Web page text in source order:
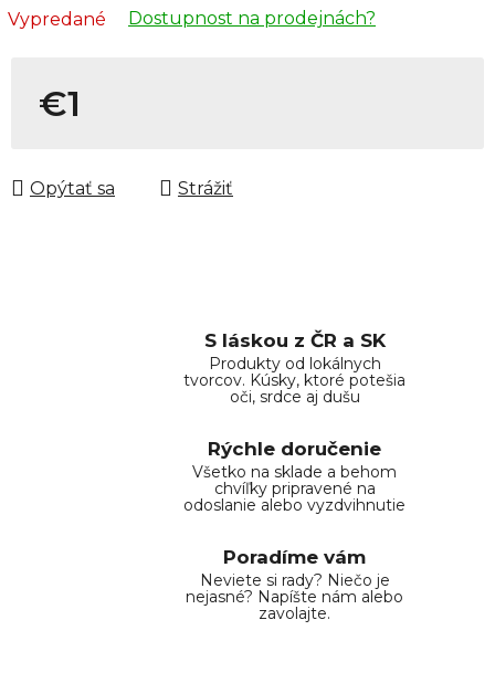
Vypredané
Dostupnost na prodejnách?
€1
Opýtať sa Strážiť
S láskou z ČR a SK
Produkty od lokálnych
tvorcov. Kúsky, ktoré potešia
oči, srdce aj dušu
Rýchle doručenie
Všetko na sklade a behom
chvíľky pripravené na
odoslanie alebo vyzdvihnutie
Poradíme vám
Neviete si rady? Niečo je
nejasné? Napíšte nám alebo
zavolajte.